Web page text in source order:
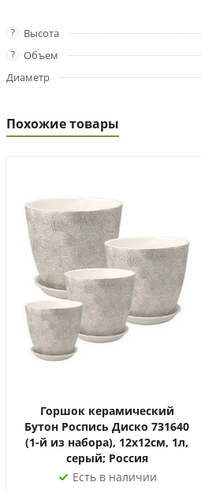
? Высота
? Объем
Диаметр
Похожие товары
Горшок керамический
Бутон Роспись Диско 731640
(1-й из набора), 12х12см, 1л,
серый; Россия
Есть в наличии